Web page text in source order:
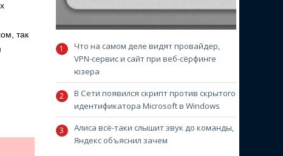
так
Что на самом деле видят провайдер,
VPN-сервис и сайт при веб-сёрфинге
юзера
В Сети появился скрипт против скрытого
идентификатора Microsoft в Windows
Алиса всё-таки слышит звук до команды,
Яндекс объяснил зачем